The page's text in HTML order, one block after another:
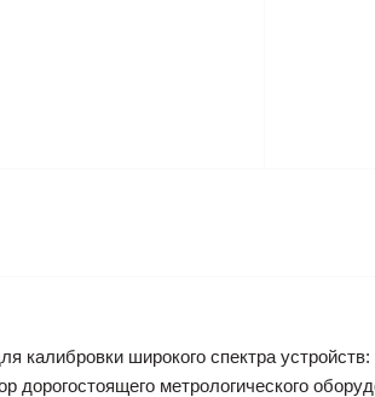
калибровки широкого спектра
дорогостоящего метрологического